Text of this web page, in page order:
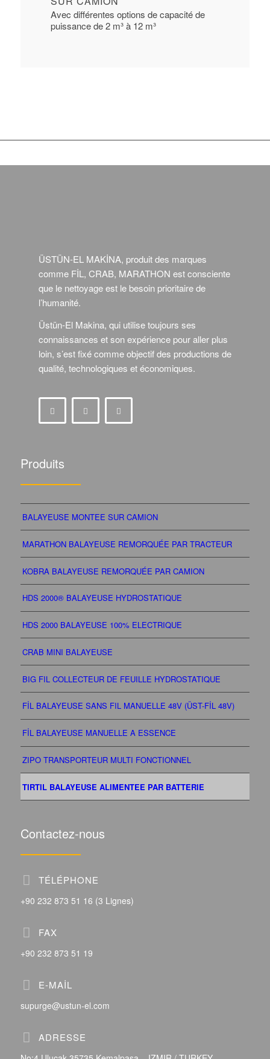
Avec différentes options de capacité de
puissance de 2 m³ à 12 m³
ÜSTÜN-EL MAKİNA, produit des marques
comme FİL, CRAB, MARATHON est consciente
que le nettoyage est le besoin prioritaire de
l’humanité.
Üstün-El Makina, qui utilise toujours ses
connaissances et son expérience pour aller plus
loin, s’est fixé comme objectif des productions de
qualité, technologiques et économiques.
Produits
BALAYEUSE MONTEE SUR CAMION
MARATHON BALAYEUSE REMORQUÉE PAR TRACTEUR
KOBRA BALAYEUSE REMORQUÉE PAR CAMION
HDS 2000® BALAYEUSE HYDROSTATIQUE
HDS 2000 BALAYEUSE 100% ELECTRIQUE
CRAB MINI BALAYEUSE
BIG FIL COLLECTEUR DE FEUILLE HYDROSTATIQUE
FİL BALAYEUSE SANS FIL MANUELLE 48V (ÜST-FİL 48V)
FİL BALAYEUSE MANUELLE A ESSENCE
ZIPO TRANSPORTEUR MULTI FONCTIONNEL
TIRTIL BALAYEUSE ALIMENTEE PAR BATTERIE
Contactez-nous
TÉLÉPHONE
+90 232 873 51 16 (3 Lignes)
FAX
+90 232 873 51 19
E-MAIL
supurge@ustun-el.com
ADRESSE